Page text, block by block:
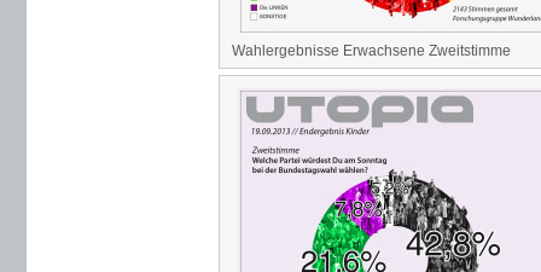
Wahlergebnisse Erwachsene Zweitstimme